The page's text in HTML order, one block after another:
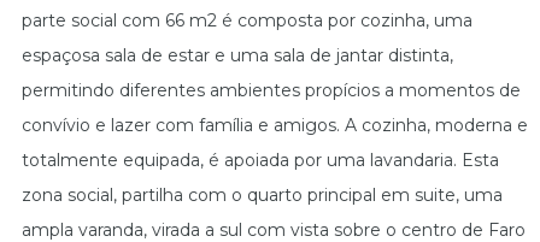
parte social com 66 m2 é composta por cozinha, uma
espaçosa sala de estar e uma sala de jantar distinta,
permitindo diferentes ambientes propícios a momentos de
convívio e lazer com família e amigos. A cozinha, moderna e
totalmente equipada, é apoiada por uma lavandaria. Esta
zona social, partilha com o quarto principal em suite, uma
ampla varanda, virada a sul com vista sobre o centro de Faro